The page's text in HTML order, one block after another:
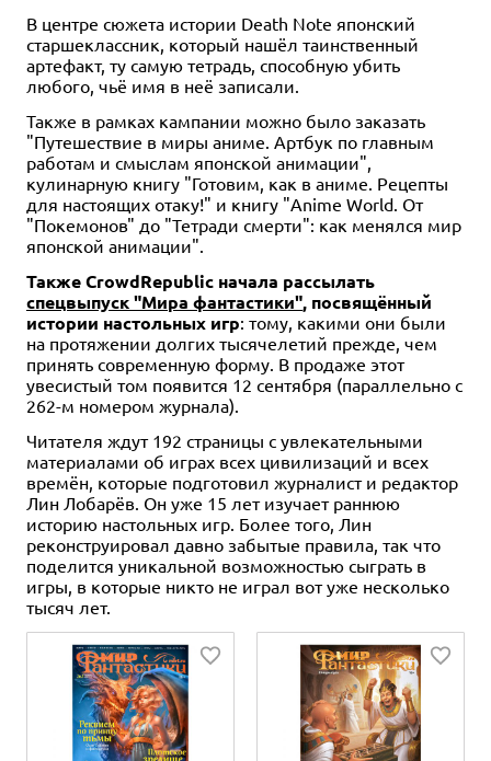
В центре сюжета истории Death Note японский
старшеклассник, который нашёл таинственный
артефакт, ту самую тетрадь, способную убить
любого, чьё имя в неё записали.
Также в рамках кампании можно было заказать
"Путешествие в миры аниме. Артбук по главным
работам и смыслам японской анимации",
кулинарную книгу "Готовим, как в аниме. Рецепты
для настоящих отаку!" и книгу "Anime World. От
"Покемонов" до "Тетради смерти": как менялся мир
японской анимации".
Также CrowdRepublic начала рассылать
спецвыпуск "Мира фантастики", посвящённый
истории настольных игр: тому, какими они были
на протяжении долгих тысячелетий прежде, чем
принять современную форму. В продаже этот
увесистый том появится 12 сентября (параллельно с
262-м номером журнала).
Читателя ждут 192 страницы с увлекательными
материалами об играх всех цивилизаций и всех
времён, которые подготовил журналист и редактор
Лин Лобарёв. Он уже 15 лет изучает раннюю
историю настольных игр. Более того, Лин
реконструировал давно забытые правила, так что
поделится уникальной возможностью сыграть в
игры, в которые никто не играл вот уже несколько
тысяч лет.